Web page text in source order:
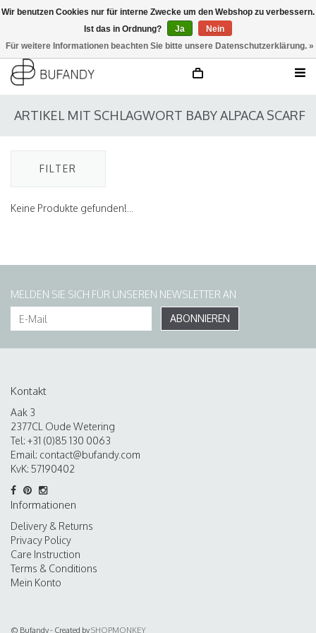
ARTIKEL MIT SCHLAGWORT BABY ALPACA SCARF
FILTER
Keine Produkte gefunden!...
MELDEN SIE SICH FÜR UNSEREN NEWSLETTER AN
ABONNIEREN
Kontakt
Aak 3
2377CL Oude Wetering
Tel: +31 (0)85 130 0063
Email: contact@bufandy.com
KvK: 57190402
Informationen
Delivery & Returns
Privacy Policy
Care Instruction
Terms & Conditions
Mein Konto
© Bufandy - Created bySHOPMONKEY
Wir benutzen Cookies nur für interne Zwecke um den Webshop zu verbessern.
Ist das in Ordnung?
Ja
Nein
Für weitere Informationen beachten Sie bitte unsere Datenschutzerklärung. »